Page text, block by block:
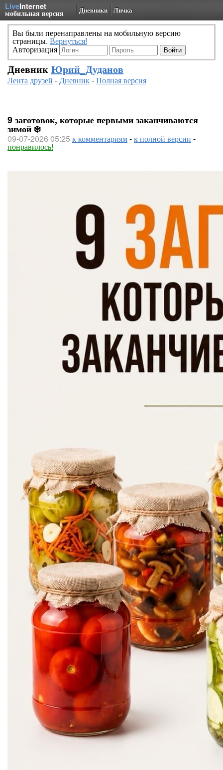
LiveInternet
мобильная версия Дневники Личка
Вы были перенаправлены на мобильную версию
страницы. Вернуться!
Авторизация
Дневник Юрий_Дуданов
Лента друзей -Дневник-Полная версия
9 заготовок, которые первыми заканчиваются
зимой ❄️
09-07-2026 05:25 к комментариям-к полной версии -
понравилось!